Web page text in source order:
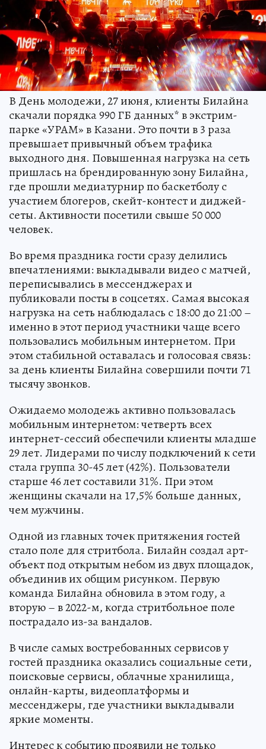
В День молодежи, 27 июня, клиенты Билайна
скачали порядка 990 ГБ данных* в экстрим-
парке «УРАМ» в Казани. Это почти в 3 раза
превышает привычный объем трафика
выходного дня. Повышенная нагрузка на сеть
пришлась на брендированную зону Билайна,
где прошли медиатурнир по баскетболу с
участием блогеров, скейт-контест и диджей-
сеты. Активности посетили свыше 50 000
человек.
Во время праздника гости сразу делились
впечатлениями: выкладывали видео с матчей,
переписывались в мессенджерах и
публиковали посты в соцсетях. Самая высокая
нагрузка на сеть наблюдалась с 18:00 до 21:00 –
именно в этот период участники чаще всего
пользовались мобильным интернетом. При
этом стабильной оставалась и голосовая связь:
за день клиенты Билайна совершили почти 71
тысячу звонков.
Ожидаемо молодежь активно пользовалась
мобильным интернетом: четверть всех
интернет-сессий обеспечили клиенты младше
29 лет. Лидерами по числу подключений к сети
стала группа 30-45 лет (42%). Пользователи
старше 46 лет составили 31%. При этом
женщины скачали на 17,5% больше данных,
чем мужчины.
Одной из главных точек притяжения гостей
стало поле для стритбола. Билайн создал арт-
объект под открытым небом из двух площадок,
объединив их общим рисунком. Первую
команда Билайна обновила в этом году, а
вторую – в 2022-м, когда стритбольное поле
пострадало из-за вандалов.
В числе самых востребованных сервисов у
гостей праздника оказались социальные сети,
поисковые сервисы, облачные хранилища,
онлайн-карты, видеоплатформы и
мессенджеры, где участники выкладывали
яркие моменты.
Интерес к событию проявили не только